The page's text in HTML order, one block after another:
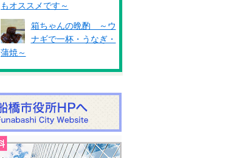
もオススメです～
箱ちゃんの晩酌 ～ウ
ナギで一杯・うなぎ・
蒲焼～